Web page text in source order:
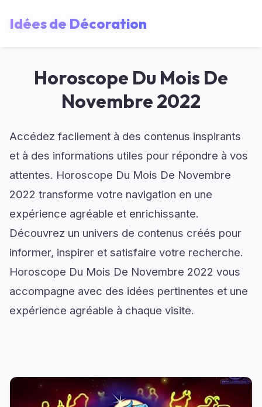
Idées de Décoration
Horoscope Du Mois De
Novembre 2022
Accédez facilement à des contenus inspirants
et à des informations utiles pour répondre à vos
attentes. Horoscope Du Mois De Novembre
2022 transforme votre navigation en une
expérience agréable et enrichissante.
Découvrez un univers de contenus créés pour
informer, inspirer et satisfaire votre recherche.
Horoscope Du Mois De Novembre 2022 vous
accompagne avec des idées pertinentes et une
expérience agréable à chaque visite.